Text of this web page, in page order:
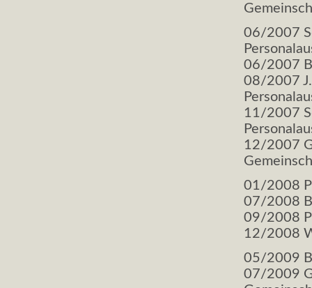
06/2007
06/2007
08/2007 J.
11/2007
12/2007
01/2008
07/2008
09/2008
12/2008
05/2009
07/2009